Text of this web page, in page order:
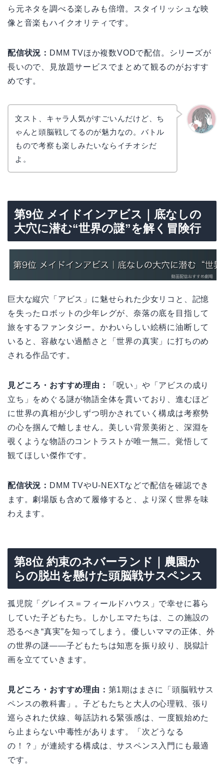
ら元ネタを調べる楽しみも倍増。スタイリッシュな映
像と音楽もハイクオリティです。
配信状況： DMM TVほか複数VODで配信。シリーズが
長いので、見放題サービスでまとめて観るのがおすす
めです。
文スト、キャラ人気がすごいんだけど、ち
ゃんと頭脳戦してるのが魅力なの。バトル
もので考察も楽しみたいならイチオシだ
よ。
第9位 メイドインアビス｜底なしの
大穴に潜む“世界の謎”を解く冒険行
巨大な縦穴「アビス」に魅せられた少女リコと、記憶
を失ったロボットの少年レグが、奈落の底を目指して
旅をするファンタジー。かわいらしい絵柄に油断して
いると、容赦ない過酷さと「世界の真実」に打ちのめ
される作品です。
見どころ・おすすめ理由：
「呪い」や「アビスの成り
立ち」をめぐる謎が物語全体を貫いており、進むほど
に世界の真相が少しずつ明かされていく構成は考察勢
の心を掴んで離しません。美しい背景美術と、深淵を
覗くような物語のコントラストが唯一無二。覚悟して
観てほしい傑作です。
配信状況： DMM TVやU-NEXTなどで配信を確認でき
ます。劇場版も含めて履修すると、より深く世界を味
わえます。
第8位 約束のネバーランド｜農園か
らの脱出を懸けた頭脳戦サスペンス
孤児院「グレイス＝フィールドハウス」で幸せに暮ら
していた子どもたち。しかしエマたちは、この施設の
恐るべき“真実”を知ってしまう。優しいママの正体、外
の世界の謎——子どもたちは知恵を振り絞り、脱獄計
画を立てていきます。
見どころ・おすすめ理由： 第1期はまさに「頭脳戦サス
ペンスの教科書」。子どもたちと大人の心理戦、張り
巡らされた伏線、毎話訪れる緊張感は、一度観始めた
ら止まらない中毒性があります。「次どうなる
の！？」が連続する構成は、サスペンス入門にも最適
です。